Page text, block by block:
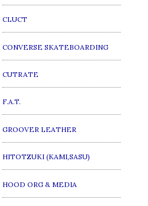
CLUCT
CONVERSE SKATEBOARDING
CUTRATE
F.A.T.
GROOVER LEATHER
HITOTZUKI (KAMI,SASU)
HOOD ORG & MEDIA